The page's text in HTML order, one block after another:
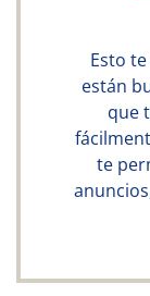
Esto
están
que
te